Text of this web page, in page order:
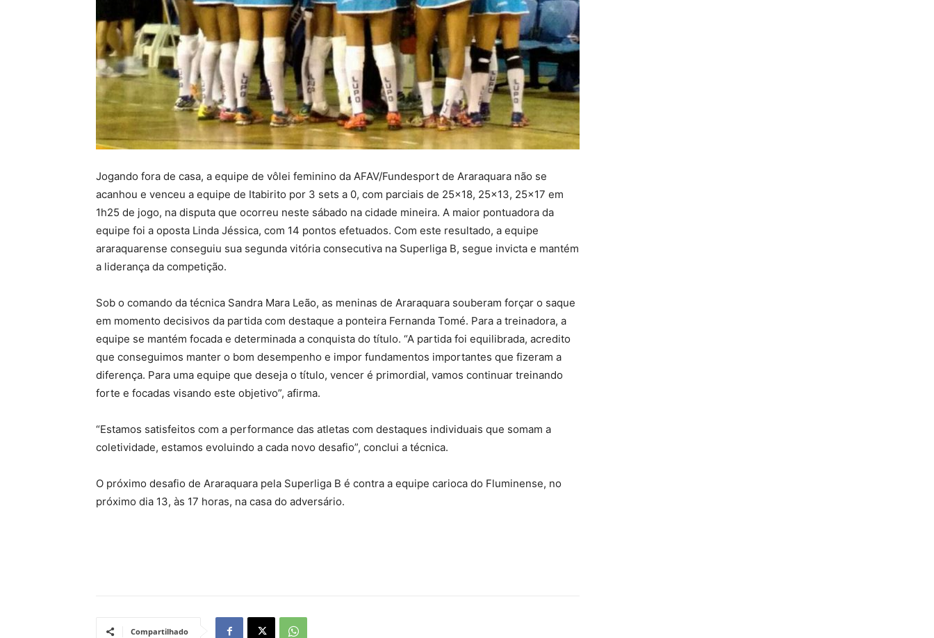
Jogando fora de casa, a equipe de vôlei feminino da AFAV/Fundesport de Araraquara não se
acanhou e venceu a equipe de Itabirito por 3 sets a 0, com parciais de 25×18, 25×13, 25×17 em
1h25 de jogo, na disputa que ocorreu neste sábado na cidade mineira. A maior pontuadora da
equipe foi a oposta Linda Jéssica, com 14 pontos efetuados. Com este resultado, a equipe
araraquarense conseguiu sua segunda vitória consecutiva na Superliga B, segue invicta e mantém
a liderança da competição.
Sob o comando da técnica Sandra Mara Leão, as meninas de Araraquara souberam forçar o saque
em momento decisivos da partida com destaque a ponteira Fernanda Tomé. Para a treinadora, a
equipe se mantém focada e determinada a conquista do título. “A partida foi equilibrada, acredito
que conseguimos manter o bom desempenho e impor fundamentos importantes que fizeram a
diferença. Para uma equipe que deseja o título, vencer é primordial, vamos continuar treinando
forte e focadas visando este objetivo”, afirma.
“Estamos satisfeitos com a performance das atletas com destaques individuais que somam a
coletividade, estamos evoluindo a cada novo desafio”, conclui a técnica.
O próximo desafio de Araraquara pela Superliga B é contra a equipe carioca do Fluminense, no
próximo dia 13, às 17 horas, na casa do adversário.
Compartilhado